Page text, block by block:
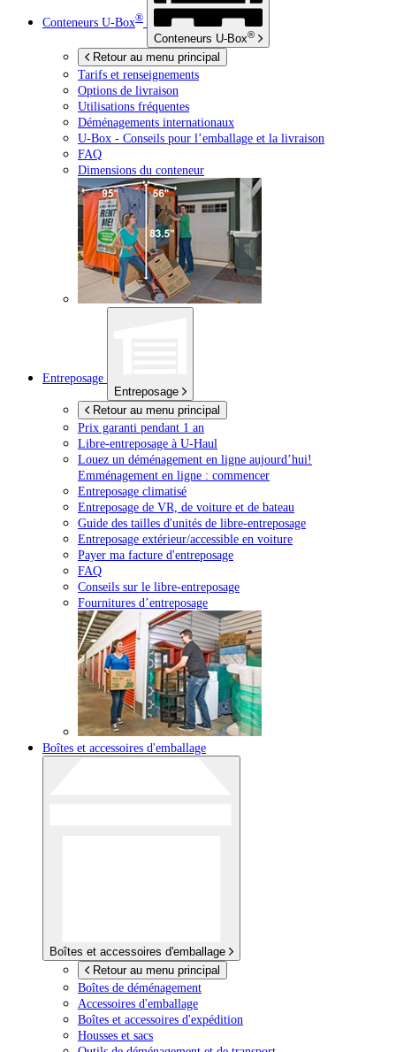
Conteneurs U-Box®
Conteneurs U-Box®
Retour au menu principal
Tarifs et renseignements
Options de livraison
Utilisations fréquentes
Déménagements internationaux
U-Box - Conseils pour l’emballage et la livraison
FAQ
Dimensions du conteneur
Entreposage
Entreposage
Retour au menu principal
Prix garanti pendant 1 an
Libre-entreposage à U-Haul
Louez un déménagement en ligne aujourd’hui!
Emménagement en ligne : commencer
Entreposage climatisé
Entreposage de VR, de voiture et de bateau
Guide des tailles d'unités de libre-entreposage
Entreposage extérieur/accessible en voiture
Payer ma facture d'entreposage
FAQ
Conseils sur le libre-entreposage
Fournitures d’entreposage
Boîtes et accessoires d'emballage
Boîtes et accessoires d'emballage
Retour au menu principal
Boîtes de déménagement
Accessoires d'emballage
Boîtes et accessoires d'expédition
Housses et sacs